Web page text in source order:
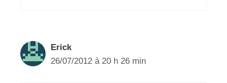
Erick
26/07/2012 à 20 h 26 min